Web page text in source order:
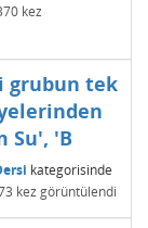
kez
grubun tek
Su', 'B
kategorisinde
kez görüntülendi